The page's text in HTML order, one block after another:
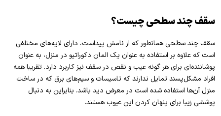
سقف چند سطحی چیست؟‌
سقف چند سطحی همانطور که از نامش پیداست، دارای لایه‌های مختلفی
است که علاوه‌ بر استفاده به عنوان یک المان دکوراتیو در منزل، به عنوان
پوشاننده‌ای برای هر گونه عیب و نقص در سقف نیز کاربرد دارد. تقریبا همه
افراد مشکل‌پسند تمایل ندارند که تاسیسات و سیم‌های برق که در ساخت
منزل آن‌ها استفاده شده است در معرض دید باشد. بنابراین به دنبال
پوششی زیبا برای پنهان کردن این عیوب هستند.